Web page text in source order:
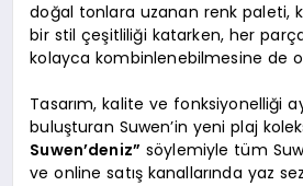
doğal tonlara uzanan renk paleti,
bir stil çeşitliliği katarken, her
kolayca kombinlenebilmesine de
Tasarım, kalite ve fonksiyonelliği
buluşturan Suwen’in yeni plaj
Suwen’deniz” söylemiyle tüm
ve online satış kanallarında yaz